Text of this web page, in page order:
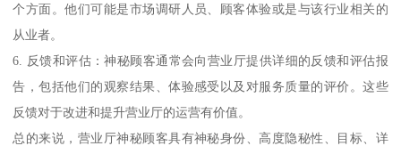
个方面。他们可能是市场调研人员、顾客体验或是与该行业相关的
从业者。
6. 反馈和评估：神秘顾客通常会向营业厅提供详细的反馈和评估报
告，包括他们的观察结果、体验感受以及对服务质量的评价。这些
反馈对于改进和提升营业厅的运营有价值。
总的来说，营业厅神秘顾客具有神秘身份、高度隐秘性、目标、详